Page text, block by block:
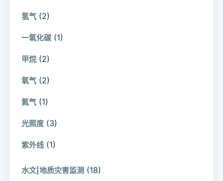
氢气 (2)
一氧化碳 (1)
甲烷 (2)
氧气 (2)
氮气 (1)
光照度 (3)
紫外线 (1)
水文|地质灾害监测 (18)